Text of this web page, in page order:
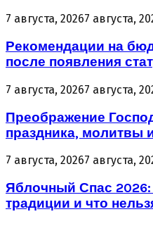
7 августа, 20267 августа,
Рекомендации на
после появления
7 августа, 20267 августа,
Преображение
праздника, молитвы
7 августа, 20267 августа,
Яблочный Спас 2026:
традиции и что